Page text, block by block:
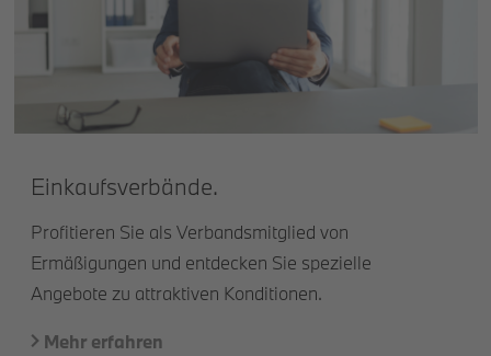
Einkaufsverbände.
Profitieren Sie als Verbandsmitglied von
Ermäßigungen und entdecken Sie spezielle
Angebote zu attraktiven Konditionen.
Mehr erfahren